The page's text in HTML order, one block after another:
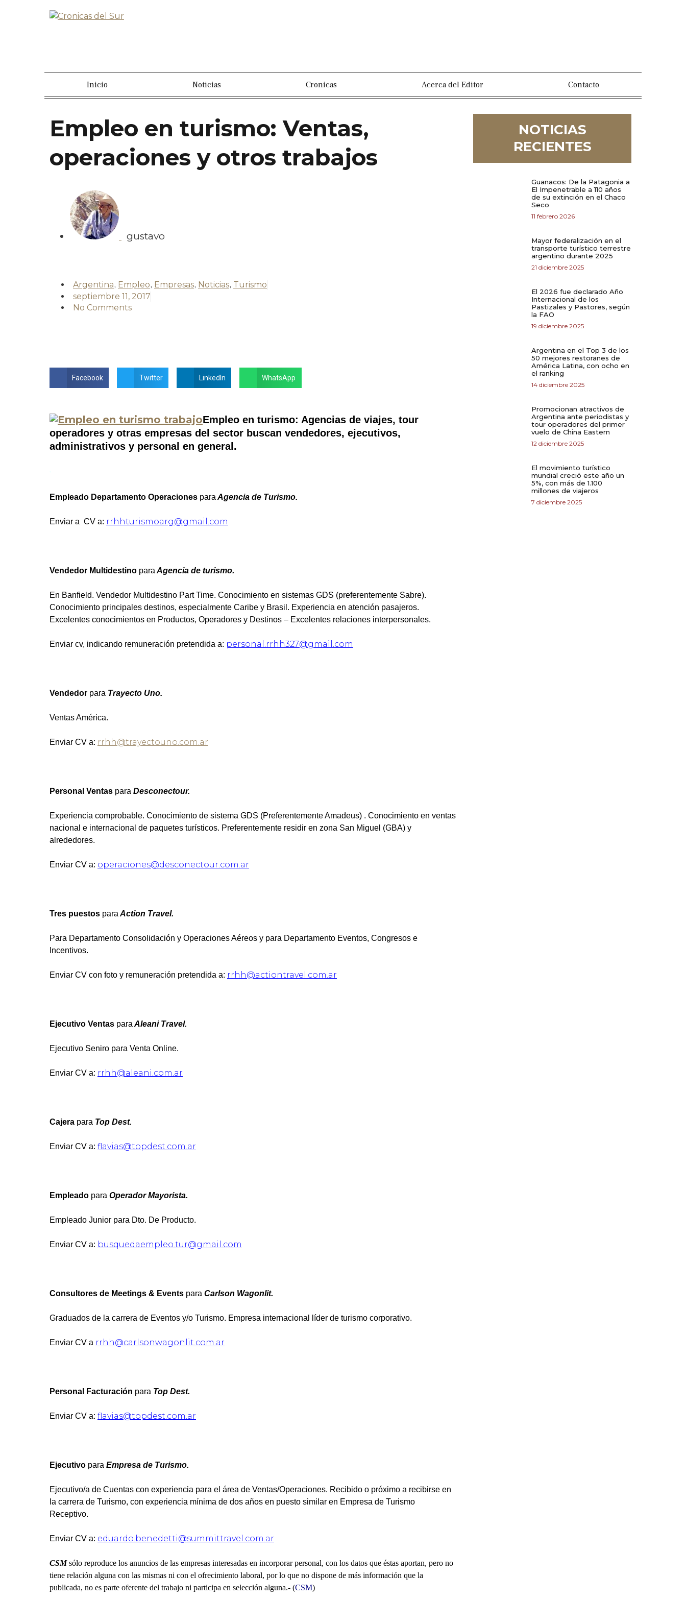
Inicio Noticias Cronicas Acerca del Editor Contacto
Empleo en turismo: Ventas,
operaciones y otros trabajos
gustavo
Argentina, Empleo, Empresas, Noticias, Turismo
septiembre 11, 2017
No Comments
Facebook Twitter LinkedIn WhatsApp
Empleo en turismo: Agencias de viajes, tour
operadores y otras empresas del sector buscan vendedores, ejecutivos,
administrativos y personal en general.
*
Empleado Departamento Operaciones para Agencia de Turismo.
Enviar a CV a: rrhhturismoarg@gmail.com
Vendedor Multidestino para Agencia de turismo.
En Banfield. Vendedor Multidestino Part Time. Conocimiento en sistemas GDS (preferentemente Sabre).
Conocimiento principales destinos, especialmente Caribe y Brasil. Experiencia en atención pasajeros.
Excelentes conocimientos en Productos, Operadores y Destinos – Excelentes relaciones interpersonales.
Enviar cv, indicando remuneración pretendida a: personal.rrhh327@gmail.com
Vendedor para Trayecto Uno.
Ventas América.
Enviar CV a: rrhh@trayectouno.com.ar
Personal Ventas para Desconectour.
Experiencia comprobable. Conocimiento de sistema GDS (Preferentemente Amadeus) . Conocimiento en ventas
nacional e internacional de paquetes turísticos. Preferentemente residir en zona San Miguel (GBA) y
alrededores.
Enviar CV a: operaciones@desconectour.com.ar
Tres puestos para Action Travel.
Para Departamento Consolidación y Operaciones Aéreos y para Departamento Eventos, Congresos e
Incentivos.
Enviar CV con foto y remuneración pretendida a: rrhh@actiontravel.com.ar
Ejecutivo Ventas para Aleani Travel.
Ejecutivo Seniro para Venta Online.
Enviar CV a: rrhh@aleani.com.ar
Cajera para Top Dest.
Enviar CV a: flavias@topdest.com.ar
Empleado para Operador Mayorista.
Empleado Junior para Dto. De Producto.
Enviar CV a: busquedaempleo.tur@gmail.com
Consultores de Meetings & Events para Carlson Wagonlit.
Graduados de la carrera de Eventos y/o Turismo. Empresa internacional líder de turismo corporativo.
Enviar CV a rrhh@carlsonwagonlit.com.ar
Personal Facturación para Top Dest.
Enviar CV a: flavias@topdest.com.ar
Ejecutivo para Empresa de Turismo.
Ejecutivo/a de Cuentas con experiencia para el área de Ventas/Operaciones. Recibido o próximo a recibirse en
la carrera de Turismo, con experiencia mínima de dos años en puesto similar en Empresa de Turismo
Receptivo.
Enviar CV a: eduardo.benedetti@summittravel.com.ar
CSM sólo reproduce los anuncios de las empresas interesadas en incorporar personal, con los datos que éstas aportan, pero no
tiene relación alguna con las mismas ni con el ofrecimiento laboral, por lo que no dispone de más información que la
publicada, no es parte oferente del trabajo ni participa en selección alguna.- (CSM)
NOTICIAS
RECIENTES
Guanacos: De la Patagonia a
El Impenetrable a 110 años
de su extinción en el Chaco
Seco
11 febrero 2026
Mayor federalización en el
transporte turístico terrestre
argentino durante 2025
21 diciembre 2025
El 2026 fue declarado Año
Internacional de los
Pastizales y Pastores, según
la FAO
19 diciembre 2025
Argentina en el Top 3 de los
50 mejores restoranes de
América Latina, con ocho en
el ranking
14 diciembre 2025
Promocionan atractivos de
Argentina ante periodistas y
tour operadores del primer
vuelo de China Eastern
12 diciembre 2025
El movimiento turístico
mundial creció este año un
5%, con más de 1.100
millones de viajeros
7 diciembre 2025